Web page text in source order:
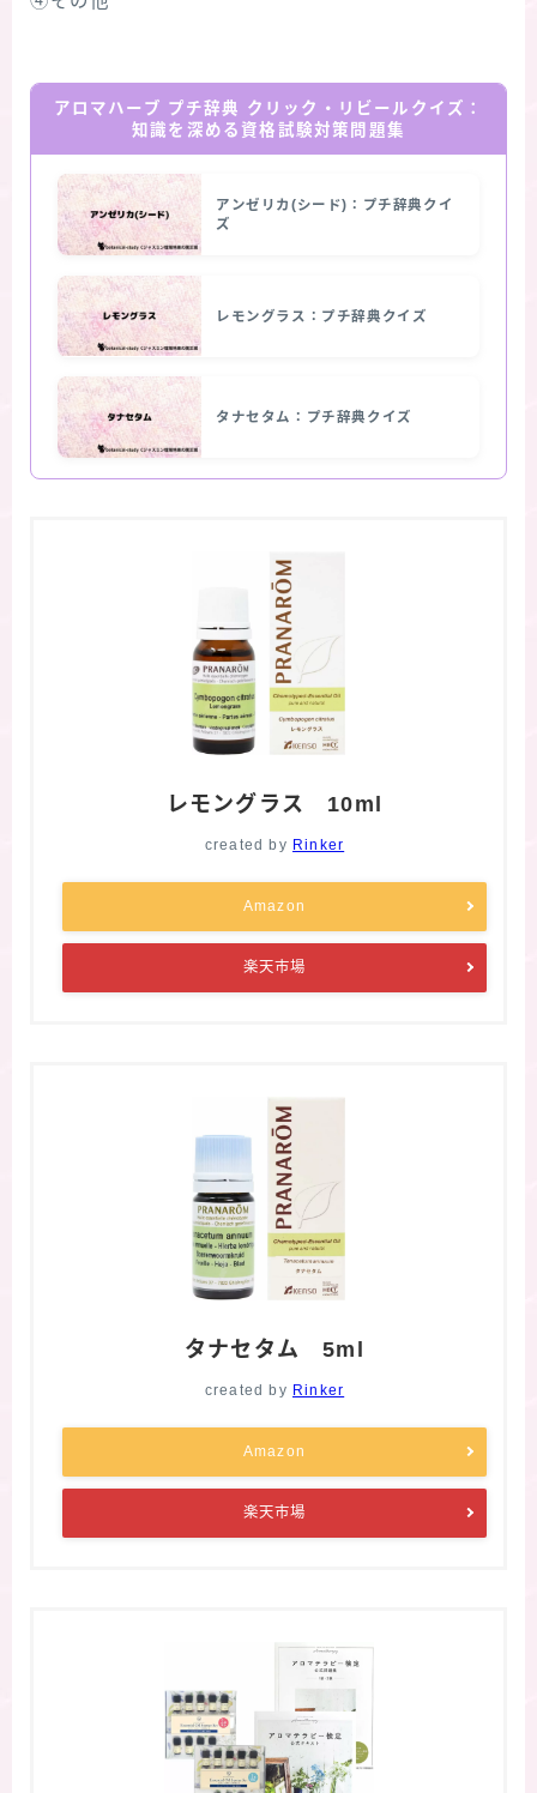
アロマハーブ プチ辞典 クリック・リビールクイズ：
知識を深める資格試験対策問題集
アンゼリカ(シード)：プチ辞典クイ
ズ
レモングラス：プチ辞典クイズ
タナセタム：プチ辞典クイズ
レモングラス 10ml
created by Rinker
Amazon
楽天市場
タナセタム 5ml
created by Rinker
Amazon
楽天市場